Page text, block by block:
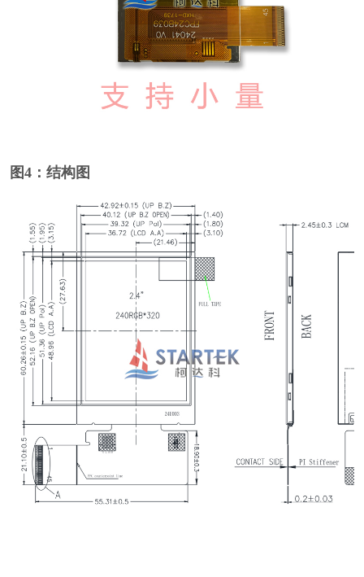
图4：结构图